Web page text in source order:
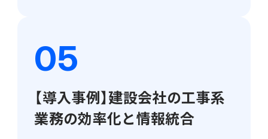
【導入事例】建設会社の工事系
業務の効率化と情報統合